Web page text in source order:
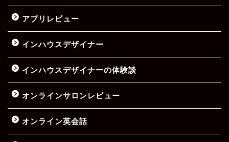
アプリレビュー
インハウスデザイナー
インハウスデザイナーの体験談
オンラインサロンレビュー
オンライン英会話